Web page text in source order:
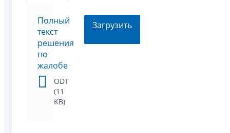
Полный
текст
решения
по
жалобе
ODT
(11
KB)
Загрузить